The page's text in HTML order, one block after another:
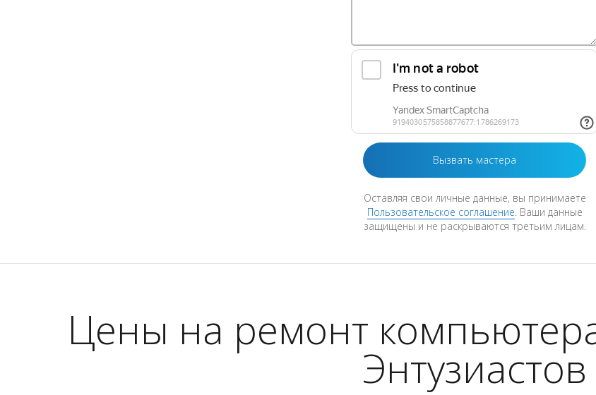
Оставляя свои личные данные, вы принимаете
Пользовательское соглашение. Ваши данные
защищены и не раскрываются третьим лицам.
Цены на ремонт
Энтузиастов